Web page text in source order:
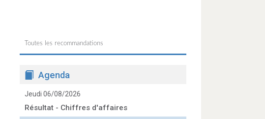
Toutes les recommandations
Agenda
Jeudi 06/08/2026
Résultat - Chiffres d'affaires